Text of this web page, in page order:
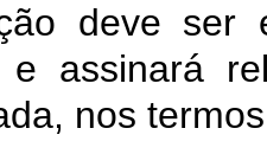
deve ser
e assinará
nos